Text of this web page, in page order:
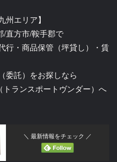
エリア】
/直方市/鞍手郡で
行・商品保管（坪貸し）・賃
委託）をお探しなら
ランスポートヴンダー）へ
＼ 最新情報をチェック ／